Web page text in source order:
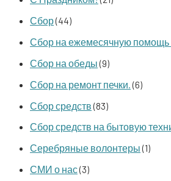
Сбор(44)
Сбор на ежемесячную помощь
Сбор на обеды(9)
Сбор на ремонт печки. (6)
Сбор средств(83)
Сбор средств на бытовую
Серебряные волонтеры(1)
СМИ о нас(3)